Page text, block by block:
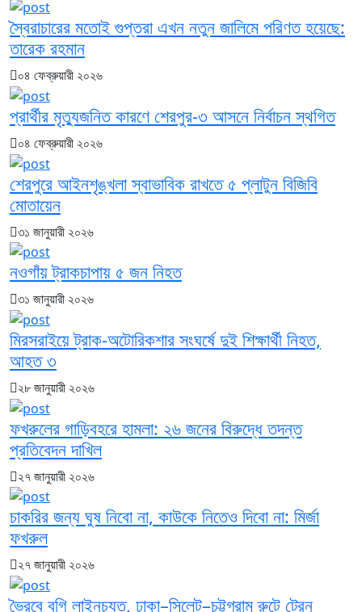
স্বৈরাচারের মতোই গুপ্তরা এখন নতুন জালিমে পরিণত হয়েছে:
তারেক রহমান
০৪ ফেব্রুয়ারী ২০২৬
প্রার্থীর মৃত্যুজনিত কারণে শেরপুর-৩ আসনে নির্বাচন স্থগিত
০৪ ফেব্রুয়ারী ২০২৬
শেরপুরে আইনশৃঙ্খলা স্বাভাবিক রাখতে ৫ প্লাটুন বিজিবি
মোতায়েন
৩১ জানুয়ারী ২০২৬
নওগাঁয় ট্রাকচাপায় ৫ জন নিহত
৩১ জানুয়ারী ২০২৬
মিরসরাইয়ে ট্রাক-অটোরিকশার সংঘর্ষে দুই শিক্ষার্থী নিহত,
আহত ৩
২৮ জানুয়ারী ২০২৬
ফখরুলের গাড়িবহরে হামলা: ২৬ জনের বিরুদ্ধে তদন্ত
প্রতিবেদন দাখিল
২৭ জানুয়ারী ২০২৬
চাকরির জন্য ঘুষ নিবো না, কাউকে নিতেও দিবো না: মির্জা
ফখরুল
২৭ জানুয়ারী ২০২৬
ভৈরবে বগি লাইনচ্যুত, ঢাকা–সিলেট–চট্টগ্রাম রুটে ট্রেন